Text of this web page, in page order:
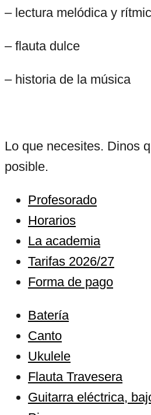
– lectura melódica y
– flauta dulce
– historia de la música
Lo que necesites. Dinos
posible.
Profesorado
Horarios
La academia
Tarifas 2026/27
Forma de pago
Batería
Canto
Ukulele
Flauta Travesera
Guitarra eléctrica,